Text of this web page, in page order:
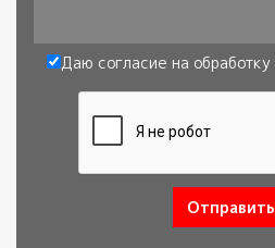
Сообщение
Даю согласие на обработку
Отправить